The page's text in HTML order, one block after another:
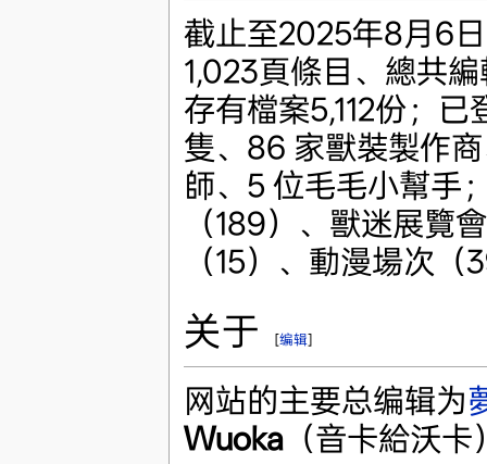
截止至2025年8月6
1,023頁條目、總共
存有檔案5,112份；
隻、86 家獸裝製作
師、5 位毛毛小幫手
（189）、獸迷展覽
（15）、動漫場次
关于 [编辑]
网站的主要总编辑为
Wuoka（音卡給沃卡